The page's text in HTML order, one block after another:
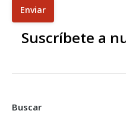
Enviar
Suscríbete a
Buscar